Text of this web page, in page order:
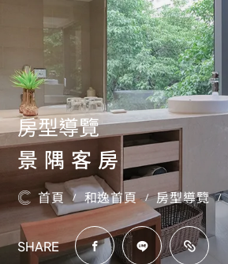
房型導覽
景隅客房
首頁 / 和逸首頁 / 房型導覽 /
SHARE